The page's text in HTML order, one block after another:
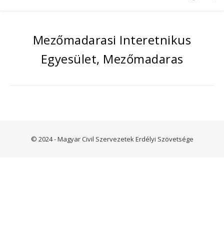
Mezőmadarasi Interetnikus
Egyesület, Mezőmadaras
© 2024 - Magyar Civil Szervezetek Erdélyi Szövetsége